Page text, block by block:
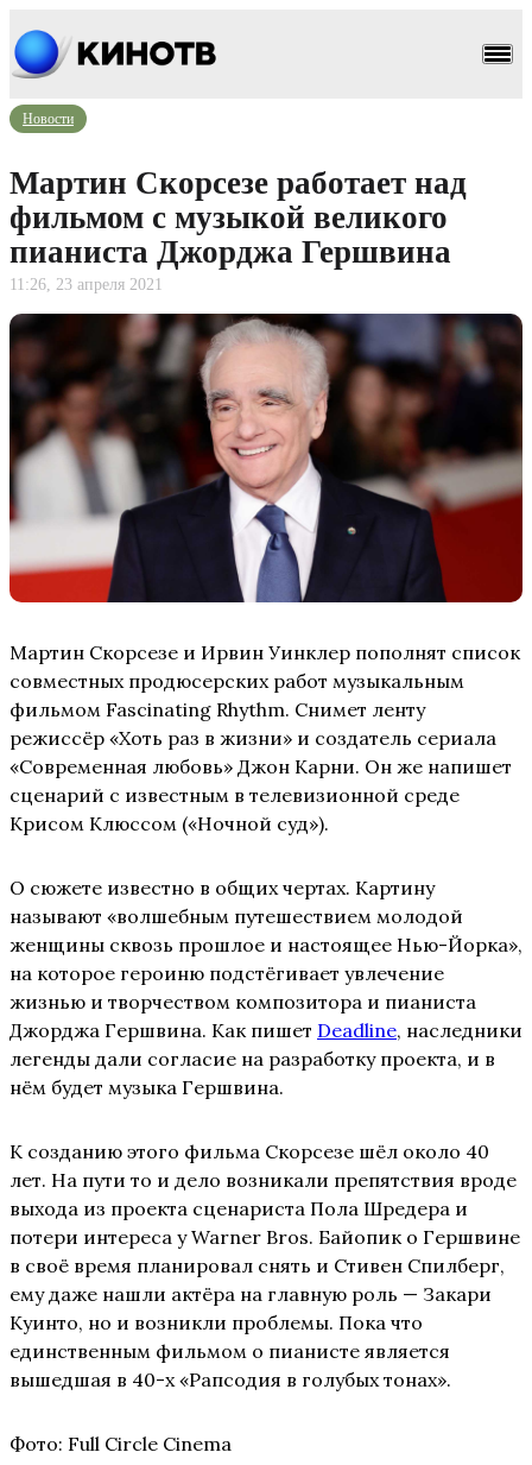
Новости
Мартин Скорсезе работает над
фильмом с музыкой великого
пианиста Джорджа Гершвина
11:26, 23 апреля 2021
Мартин Скорсезе и Ирвин Уинклер пополнят список
совместных продюсерских работ музыкальным
фильмом Fascinating Rhythm. Снимет ленту
режиссёр «Хоть раз в жизни» и создатель сериала
«Современная любовь» Джон Карни. Он же напишет
сценарий с известным в телевизионной среде
Крисом Клюссом («Ночной суд»).
О сюжете известно в общих чертах. Картину
называют «волшебным путешествием молодой
женщины сквозь прошлое и настоящее Нью-Йорка»,
на которое героиню подстёгивает увлечение
жизнью и творчеством композитора и пианиста
Джорджа Гершвина. Как пишет Deadline, наследники
легенды дали согласие на разработку проекта, и в
нём будет музыка Гершвина.
К созданию этого фильма Скорсезе шёл около 40
лет. На пути то и дело возникали препятствия вроде
выхода из проекта сценариста Пола Шредера и
потери интереса у Warner Bros. Байопик о Гершвине
в своё время планировал снять и Стивен Спилберг,
ему даже нашли актёра на главную роль — Закари
Куинто, но и возникли проблемы. Пока что
единственным фильмом о пианисте является
вышедшая в 40-х «Рапсодия в голубых тонах».
Фото: Full Circle Cinema